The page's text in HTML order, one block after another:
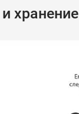
хранение